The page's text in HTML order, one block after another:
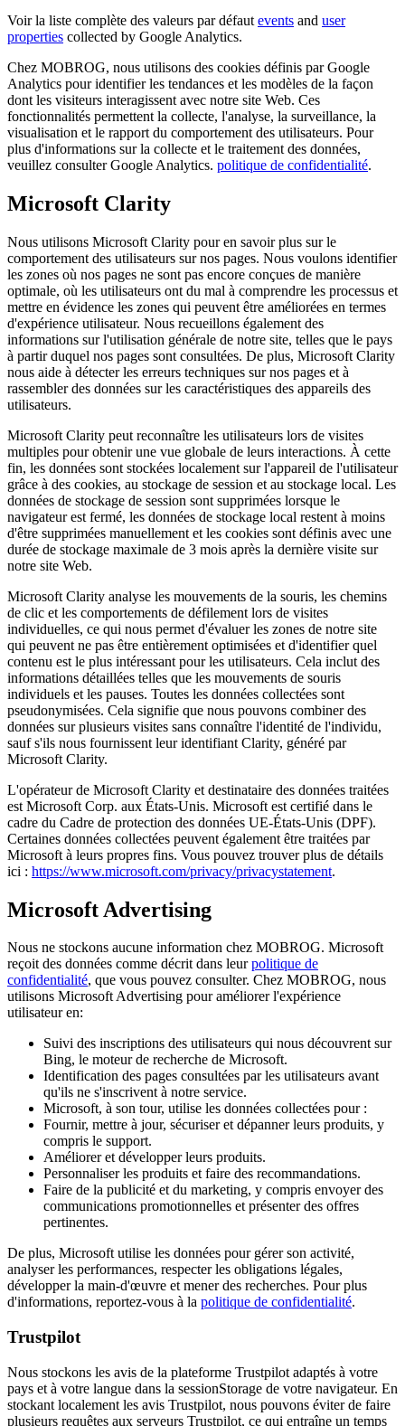
Voir la liste complète des valeurs par défaut events and user
properties collected by Google Analytics.
Chez MOBROG, nous utilisons des cookies définis par Google
Analytics pour identifier les tendances et les modèles de la façon
dont les visiteurs interagissent avec notre site Web. Ces
fonctionnalités permettent la collecte, l'analyse, la surveillance, la
visualisation et le rapport du comportement des utilisateurs. Pour
plus d'informations sur la collecte et le traitement des données,
veuillez consulter Google Analytics. politique de confidentialité.
Microsoft Clarity
Nous utilisons Microsoft Clarity pour en savoir plus sur le
comportement des utilisateurs sur nos pages. Nous voulons identifier
les zones où nos pages ne sont pas encore conçues de manière
optimale, où les utilisateurs ont du mal à comprendre les processus et
mettre en évidence les zones qui peuvent être améliorées en termes
d'expérience utilisateur. Nous recueillons également des
informations sur l'utilisation générale de notre site, telles que le pays
à partir duquel nos pages sont consultées. De plus, Microsoft Clarity
nous aide à détecter les erreurs techniques sur nos pages et à
rassembler des données sur les caractéristiques des appareils des
utilisateurs.
Microsoft Clarity peut reconnaître les utilisateurs lors de visites
multiples pour obtenir une vue globale de leurs interactions. À cette
fin, les données sont stockées localement sur l'appareil de l'utilisateur
grâce à des cookies, au stockage de session et au stockage local. Les
données de stockage de session sont supprimées lorsque le
navigateur est fermé, les données de stockage local restent à moins
d'être supprimées manuellement et les cookies sont définis avec une
durée de stockage maximale de 3 mois après la dernière visite sur
notre site Web.
Microsoft Clarity analyse les mouvements de la souris, les chemins
de clic et les comportements de défilement lors de visites
individuelles, ce qui nous permet d'évaluer les zones de notre site
qui peuvent ne pas être entièrement optimisées et d'identifier quel
contenu est le plus intéressant pour les utilisateurs. Cela inclut des
informations détaillées telles que les mouvements de souris
individuels et les pauses. Toutes les données collectées sont
pseudonymisées. Cela signifie que nous pouvons combiner des
données sur plusieurs visites sans connaître l'identité de l'individu,
sauf s'ils nous fournissent leur identifiant Clarity, généré par
Microsoft Clarity.
L'opérateur de Microsoft Clarity et destinataire des données traitées
est Microsoft Corp. aux États-Unis. Microsoft est certifié dans le
cadre du Cadre de protection des données UE-États-Unis (DPF).
Certaines données collectées peuvent également être traitées par
Microsoft à leurs propres fins. Vous pouvez trouver plus de détails
ici : https://www.microsoft.com/privacy/privacystatement.
Microsoft Advertising
Nous ne stockons aucune information chez MOBROG. Microsoft
reçoit des données comme décrit dans leurpolitique de
confidentialité, que vous pouvez consulter. Chez MOBROG, nous
utilisons Microsoft Advertising pour améliorer l'expérience
utilisateur en:
Suivi des inscriptions des utilisateurs qui nous découvrent sur
Bing, le moteur de recherche de Microsoft.
Identification des pages consultées par les utilisateurs avant
qu'ils ne s'inscrivent à notre service.
Microsoft, à son tour, utilise les données collectées pour :
Fournir, mettre à jour, sécuriser et dépanner leurs produits, y
compris le support.
Améliorer et développer leurs produits.
Personnaliser les produits et faire des recommandations.
Faire de la publicité et du marketing, y compris envoyer des
communications promotionnelles et présenter des offres
pertinentes.
De plus, Microsoft utilise les données pour gérer son activité,
analyser les performances, respecter les obligations légales,
développer la main-d'œuvre et mener des recherches. Pour plus
d'informations, reportez-vous à la politique de confidentialité.
Trustpilot
Nous stockons les avis de la plateforme Trustpilot adaptés à votre
pays et à votre langue dans la sessionStorage de votre navigateur. En
stockant localement les avis Trustpilot, nous pouvons éviter de faire
plusieurs requêtes aux serveurs Trustpilot, ce qui entraîne un temps